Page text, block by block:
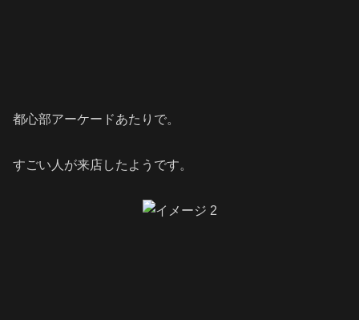
都心部アーケードあたりで。
すごい人が来店したようです。